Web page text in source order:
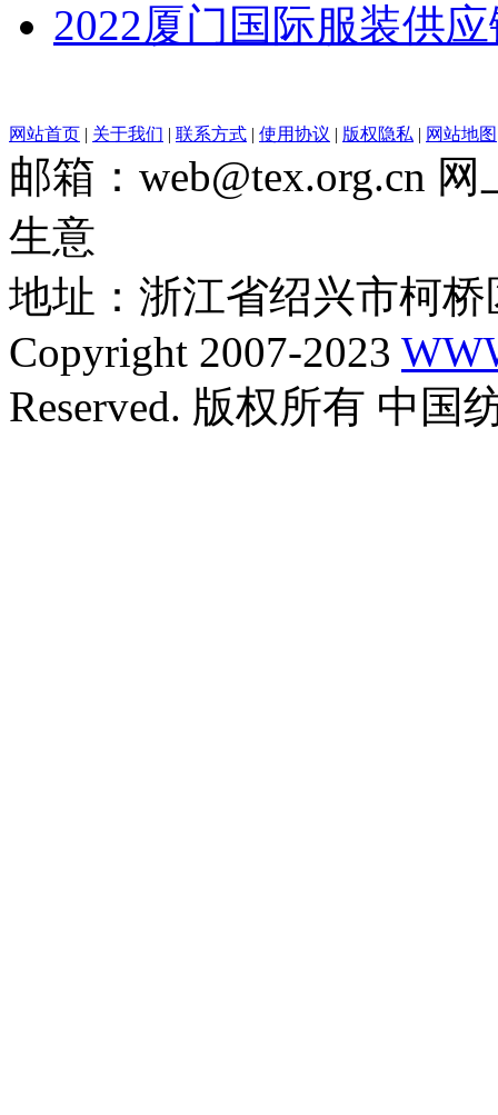
2022厦门国际服装供
网站首页 | 关于我们 | 联系方式 | 使用协议 | 版权隐私 | 网站地图
邮箱：web@tex.org.cn
生意
地址：浙江省绍兴市柯
Copyright 2007-2023
Reserved. 版权所有 中国